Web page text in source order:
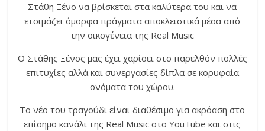
Στάθη Ξένο να βρίσκεται στα καλύτερα του και να
ετοιμάζει όμορφα πράγματα αποκλειστικά μέσα από
την οικογένεια της Real Music
Ο Στάθης Ξένος μας έχει χαρίσει στο παρελθόν πολλές
επιτυχίες αλλά και συνεργασίες δίπλα σε κορυφαία
ονόματα του χώρου.
Το νέο του τραγούδι είναι διαθέσιμο για ακρόαση στο
επίσημο κανάλι της Real Music στο YouTube και στις